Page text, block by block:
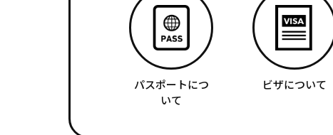
パスポートにつ
いて
ビザについて